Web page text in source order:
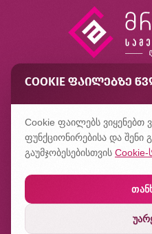
ხშირად
COOKIE ᲤᲐᲘᲚᲔᲑᲖᲔ
Cookie ფაილებს ვიყენებთ
ფუნქციონირებისა და შენი
გაუმჯობესებისთვის Cookie-